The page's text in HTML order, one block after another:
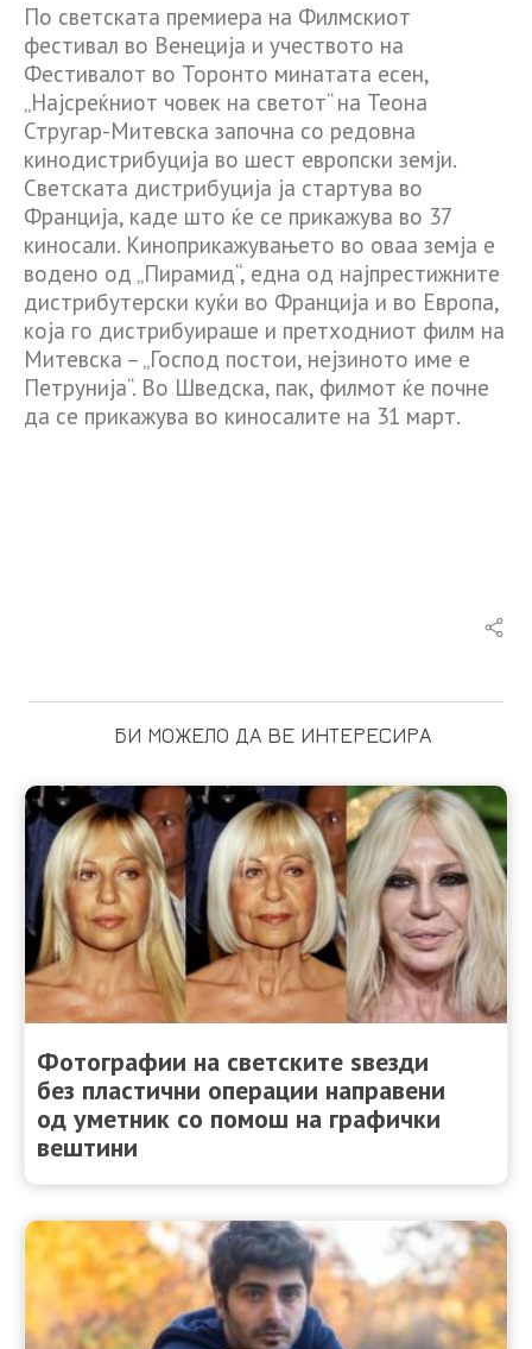
По светската премиера на Филмскиот
фестивал во Венеција и учеството на
Фестивалот во Торонто минатата есен,
„Најсреќниот човек на светот“ на Теона
Стругар-Митевска започна со редовна
кинодистрибуција во шест европски земји.
Светската дистрибуција ја стартува во
Франција, каде што ќе се прикажува во 37
киносали. Киноприкажувањето во оваа земја е
водено од „Пирамид“, една од најпрестижните
дистрибутерски куќи во Франција и во Европа,
која го дистрибуираше и претходниот филм на
Митевска – „Господ постои, нејзиното име е
Петрунија“. Во Шведска, пак, филмот ќе почне
да се прикажува во киносалите на 31 март.
БИ МОЖЕЛО ДА ВЕ ИНТЕРЕСИРА
Фотографии на светските ѕвезди
без пластични операции направени
од уметник со помош на графички
вештини